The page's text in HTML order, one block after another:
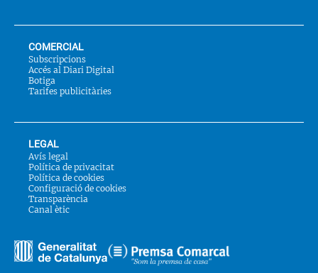
COMERCIAL
Subscripcions
Accés al Diari Digital
Botiga
Tarifes publicitàries
LEGAL
Avís legal
Política de privacitat
Política de cookies
Configuració de cookies
Transparència
Canal ètic